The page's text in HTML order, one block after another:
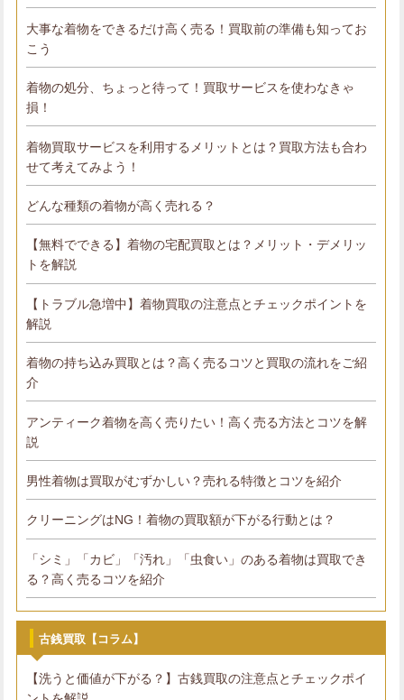
大事な着物をできるだけ高く売る！買取前の準備も知ってお
こう
着物の処分、ちょっと待って！買取サービスを使わなきゃ
損！
着物買取サービスを利用するメリットとは？買取方法も合わ
せて考えてみよう！
どんな種類の着物が高く売れる？
【無料でできる】着物の宅配買取とは？メリット・デメリッ
トを解説
【トラブル急増中】着物買取の注意点とチェックポイントを
解説
着物の持ち込み買取とは？高く売るコツと買取の流れをご紹
介
アンティーク着物を高く売りたい！高く売る方法とコツを解
説
男性着物は買取がむずかしい？売れる特徴とコツを紹介
クリーニングはNG！着物の買取額が下がる行動とは？
「シミ」「カビ」「汚れ」「虫食い」のある着物は買取でき
る？高く売るコツを紹介
古銭買取【コラム】
【洗うと価値が下がる？】古銭買取の注意点とチェックポイ